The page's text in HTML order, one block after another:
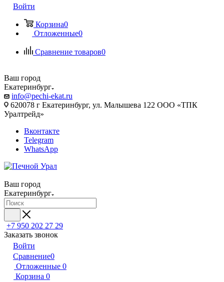
Войти
Корзина0
Отложенные0
Сравнение товаров0
Ваш город
Екатеринбург
info@pechi-ekat.ru
620078 г Екатеринбург, ул. Малышева 122 ООО «ТПК
Уралтрейд»
Вконтакте
Telegram
WhatsApp
Ваш город
Екатеринбург
+7 950 202 27 29
Заказать звонок
Войти
Сравнение0
Отложенные 0
Корзина 0